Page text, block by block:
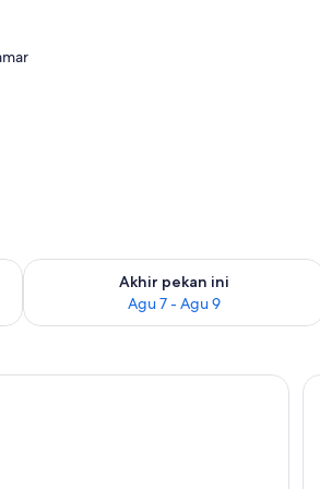
7 - Agu 8
Akhir pekan ini
Agu 7 - Agu 9
Periksa ketersediaan untuk akhir